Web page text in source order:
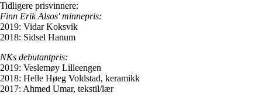
Tidligere prisvinnere:
Finn Erik Alsos' minnepris:
2019: Vidar Koksvik
2018: Sidsel Hanum
NKs debutantpris:
2019: Veslemøy Lilleengen
2018: Helle Høeg Voldstad, keramikk
2017: Ahmed Umar, tekstil/lær